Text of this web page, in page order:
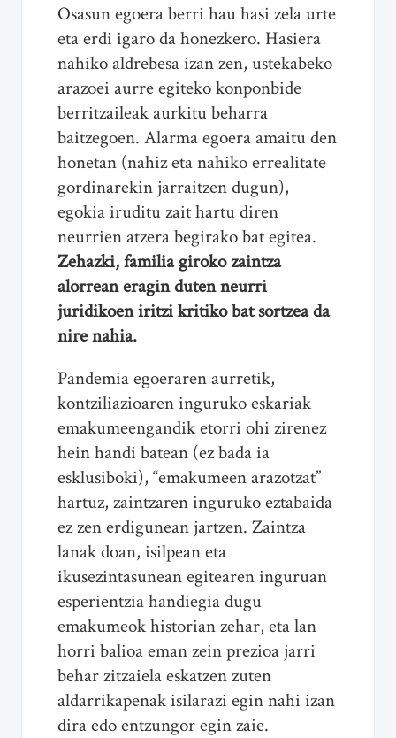
Osasun egoera berri hau hasi zela urte
eta erdi igaro da honezkero. Hasiera
nahiko aldrebesa izan zen, ustekabeko
arazoei aurre egiteko konponbide
berritzaileak aurkitu beharra
baitzegoen. Alarma egoera amaitu den
honetan (nahiz eta nahiko errealitate
gordinarekin jarraitzen dugun),
egokia iruditu zait hartu diren
neurrien atzera begirako bat egitea.
Zehazki, familia giroko zaintza
alorrean eragin duten neurri
juridikoen iritzi kritiko bat sortzea da
nire nahia.
Pandemia egoeraren aurretik,
kontziliazioaren inguruko eskariak
emakumeengandik etorri ohi zirenez
hein handi batean (ez bada ia
esklusiboki), “emakumeen arazotzat”
hartuz, zaintzaren inguruko eztabaida
ez zen erdigunean jartzen. Zaintza
lanak doan, isilpean eta
ikusezintasunean egitearen inguruan
esperientzia handiegia dugu
emakumeok historian zehar, eta lan
horri balioa eman zein prezioa jarri
behar zitzaiela eskatzen zuten
aldarrikapenak isilarazi egin nahi izan
dira edo entzungor egin zaie.